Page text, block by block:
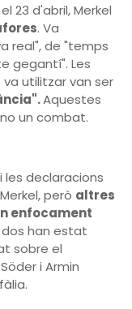
23 d'abril, Merkel
. Va
real", de "temps
gegantí". Les
utilitzar van ser
Aquestes
un combat.
les declaracions
però altres
enfocament
dos han estat
sobre el
i Armin